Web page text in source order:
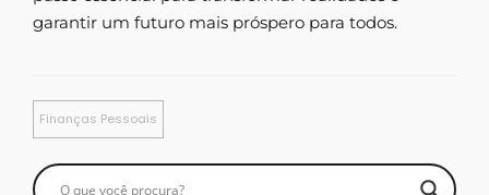
garantir um futuro mais próspero para todos.
Finanças Pessoais